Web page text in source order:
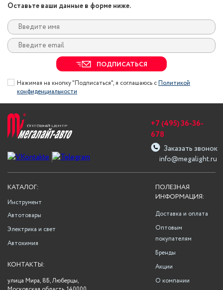
Оставьте ваши данные в форме ниже.
ПОДПИСАТЬСЯ
Нажимая на кнопку "Подписаться", я соглашаюсь сПолитикой
конфиденциальности
info@megalight.ru
+7 (495) 36-36-
678
Заказать звонок
ПОЛЕЗНАЯ
ИНФОРМАЦИЯ:
Доставка и оплата
Оптовым
покупателям
Бренды
Акции
О компании
КАТАЛОГ:
Инструмент
Автотовары
Электрика и свет
Автохимия
КОНТАКТЫ:
улица Мира, 8Б, Люберцы,